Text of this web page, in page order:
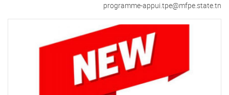
programme-appui.tpe@mfpe.state.tn